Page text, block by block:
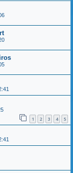
1 2 3 4 5